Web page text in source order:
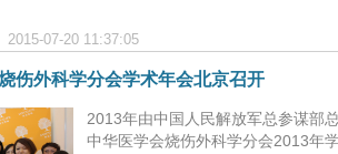
2015-07-20 11:37:05
伤外科学分会学术年会北京召开
2013年由中国人民解放军总参谋部
中华医学会烧伤外科学分会2013年